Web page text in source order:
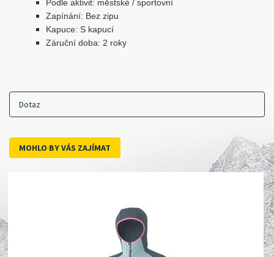
Podle aktivit: městské / sportovní
Zapínání: Bez zipu
Kapuce: S kapucí
Záruční doba: 2 roky
Dotaz
MOHLO BY VÁS ZAJÍMAT